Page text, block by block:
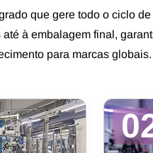
que gere todo o ciclo de
à embalagem final,
para marcas globais.